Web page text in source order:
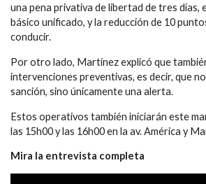
una pena privativa de libertad de tres días,
básico unificado, y la reducción de 10
conducir.
Por otro lado, Martínez explicó que
intervenciones preventivas, es decir, que
sanción, sino únicamente una alerta.
Estos operativos también iniciarán este
las 15h00 y las 16h00 en la av. América y
Mira la entrevista completa